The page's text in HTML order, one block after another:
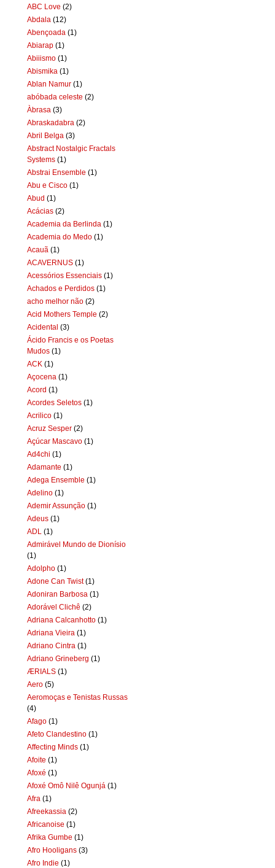
ABC Love (2)
Abdala (12)
Abençoada (1)
Abiarap (1)
Abiiismo (1)
Abismika (1)
Ablan Namur (1)
abóbada celeste (2)
Àbrasa (3)
Abraskadabra (2)
Abril Belga (3)
Abstract Nostalgic Fractals
Systems (1)
Abstrai Ensemble (1)
Abu e Cisco (1)
Abud (1)
Acácias (2)
Academia da Berlinda (1)
Academia do Medo (1)
Acauã (1)
ACAVERNUS (1)
Acessórios Essenciais (1)
Achados e Perdidos (1)
acho melhor não (2)
Acid Mothers Temple (2)
Acidental (3)
Ácido Francis e os Poetas
Mudos (1)
ACK (1)
Açocena (1)
Acord (1)
Acordes Seletos (1)
Acrilico (1)
Acruz Sesper (2)
Açúcar Mascavo (1)
Ad4chi (1)
Adamante (1)
Adega Ensemble (1)
Adelino (1)
Ademir Assunção (1)
Adeus (1)
ADL (1)
Admirável Mundo de Dionísio
(1)
Adolpho (1)
Adone Can Twist (1)
Adoniran Barbosa (1)
Adorável Clichê (2)
Adriana Calcanhotto (1)
Adriana Vieira (1)
Adriano Cintra (1)
Adriano Grineberg (1)
ÆRIALS (1)
Aero (5)
Aeromoças e Tenistas Russas
(4)
Afago (1)
Afeto Clandestino (1)
Affecting Minds (1)
Afoite (1)
Afoxé (1)
Afoxé Omô Nilê Ogunjá (1)
Afra (1)
Afreekassia (2)
Africanoise (1)
Afrika Gumbe (1)
Afro Hooligans (3)
Afro Indie (1)